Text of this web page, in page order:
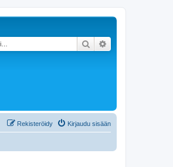
Etsi
Kirjaudu sisään
Rekisteröidy